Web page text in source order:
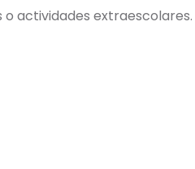
actividades extraescolares.